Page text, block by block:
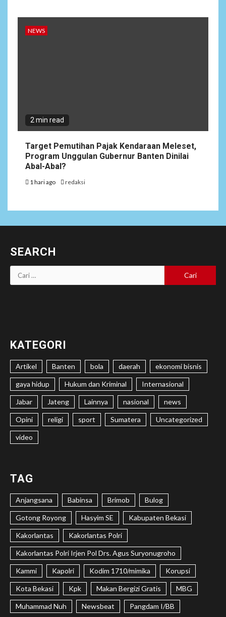
NEWS
2 min read
Target Pemutihan Pajak Kendaraan Meleset,
Program Unggulan Gubernur Banten Dinilai
Abal-Abal?
1 hari ago redaksi
SEARCH
Cari
untuk:
KATEGORI
Artikel Banten bola daerah ekonomi bisnis
gaya hidup Hukum dan Kriminal Internasional
Jabar Jateng Lainnya nasional news
Opini religi sport Sumatera Uncategorized
video
TAG
Anjangsana Babinsa Brimob Bulog
Gotong Royong Hasyim SE Kabupaten Bekasi
Kakorlantas Kakorlantas Polri
Kakorlantas Polri Irjen Pol Drs. Agus Suryonugroho
Kammi Kapolri Kodim 1710/mimika Korupsi
Kota Bekasi Kpk Makan Bergizi Gratis MBG
Muhammad Nuh Newsbeat Pangdam I/BB